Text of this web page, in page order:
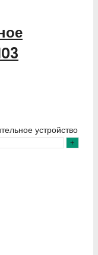
устройство